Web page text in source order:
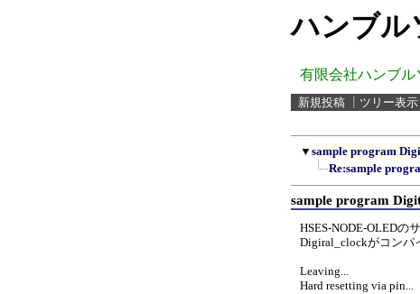
ハンブル
有限会社ハンブル
新規投稿 ツリー表示
▼ sample program
Re:sample
sample program
HSES-NODE-OLEDの
Digiral_clockがコンパ
Leaving...
Hard resetting via pin...